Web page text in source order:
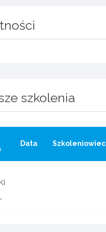
szkolenia
Data Szkoleniowiec